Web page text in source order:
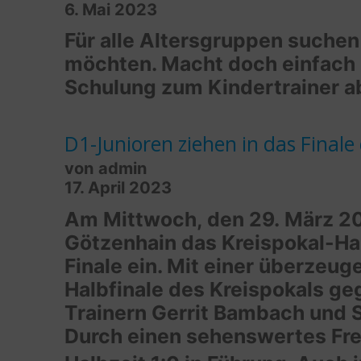
6. Mai 2023
Für alle Altersgruppen
möchten. Macht doch
Schulung zum Kindertrainer
D1-Junioren ziehen in das
von admin
17. April 2023
Am Mittwoch, den 29. März
Götzenhain das Kreispokal-
Finale ein. Mit einer
Halbfinale des Kreispokals
Trainern Gerrit Bambach
Durch einen sehenswertes